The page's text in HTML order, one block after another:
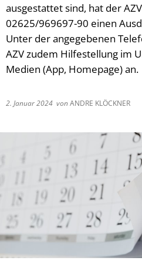
ausgestattet sind, hat der
02625/969697-90 einen
Unter der angegebenen
AZV zudem Hilfestellung im
Medien (App, Homepage) an.
2. Januar 2024 vonANDRE KLÖCKNER